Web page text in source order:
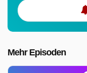
Mehr Episoden